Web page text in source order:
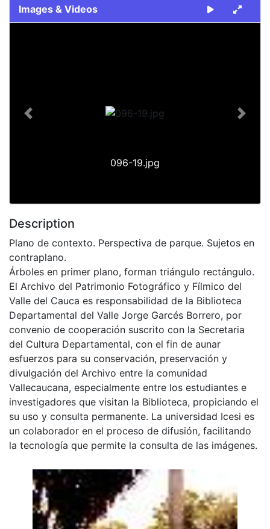
Images & Videos
096-19.jpg
Previous Next
Description
Plano de contexto. Perspectiva de parque. Sujetos en
contraplano.
Árboles en primer plano, forman triángulo rectángulo.
El Archivo del Patrimonio Fotográfico y Fílmico del
Valle del Cauca es responsabilidad de la Biblioteca
Departamental del Valle Jorge Garcés Borrero, por
convenio de cooperación suscrito con la Secretaria
del Cultura Departamental, con el fin de aunar
esfuerzos para su conservación, preservación y
divulgación del Archivo entre la comunidad
Vallecaucana, especialmente entre los estudiantes e
investigadores que visitan la Biblioteca, propiciando el
su uso y consulta permanente. La universidad Icesi es
un colaborador en el proceso de difusión, facilitando
la tecnología que permite la consulta de las imágenes.